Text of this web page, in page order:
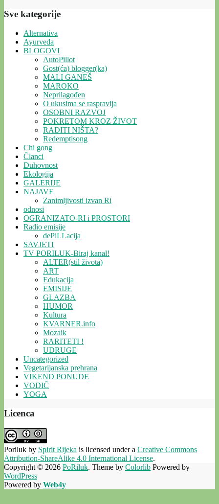
Sve kategorije
Alternativa
Ayurveda
BLOGOVI
AutoPillot
Gost(ća) blogger(ka)
MALI GANEŠ
MAROKO
Neprilagođen
O ukusima se raspravlja
OSOBNI RAZVOJ
POKRETOM KROZ ŽIVOT
RADITI NIŠTA?
Redemptisong
Chi gong
Članci
Duhovnost
Ekologija
GALERIJE
NAJAVE
Zanimljivosti izvan Ri
odnosi
OGRANIZATO-RI i PROSTORI
Radio emisije
dePiLLacija
SAVJETI
TV PORILUK-Biraj kanal!
ALTER(stil života)
ART
Edukacija
EMISIJE
GLAZBA
HUMOR
Kultura
KVARNER.info
Mozaik
RARITETI !
UDRUGE
Uncategorized
Vegetarijanska prehrana
VIKEND PONUDE
VODIČ
YOGA
Licenca
Poriluk by Spirit Rijeka is licensed under a Creative Commons
Attribution-ShareAlike 4.0 International License.
Copyright © 2026 PoRiluk. Theme by Colorlib Powered by
WordPress
Powered by Web4y